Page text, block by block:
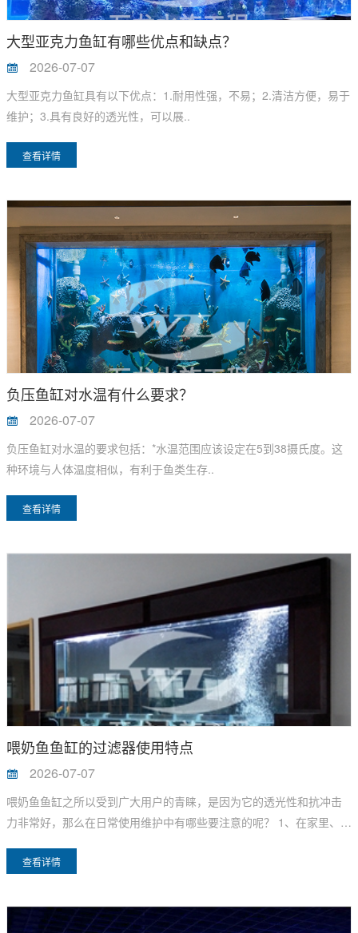
大型亚克力鱼缸有哪些优点和缺点？
2026-07-07
大型亚克力鱼缸具有以下优点：1.耐用性强，不易；2.清洁方便，易于
维护；3.具有良好的透光性，可以展..
查看详情
负压鱼缸对水温有什么要求？
2026-07-07
负压鱼缸对水温的要求包括：*水温范围应该设定在5到38摄氏度。这
种环境与人体温度相似，有利于鱼类生存..
查看详情
喂奶鱼鱼缸的过滤器使用特点
2026-07-07
喂奶鱼鱼缸之所以受到广大用户的青睐，是因为它的透光性和抗冲击
力非常好，那么在日常使用维护中有哪些要注意的呢？ 1、在家里、办
查看详情